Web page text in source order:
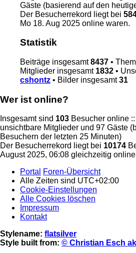
Gäste (basierend auf den
Der Besucherrekord liegt bei
Mo 18. Aug 2025 online waren.
Statistik
Beiträge insgesamt8437 •
Mitglieder insgesamt 1832 •
cshontz • Bilder insgesamt31
Wer ist online?
Insgesamt sind 103 Besucher online
unsichtbare Mitglieder und 97 Gäste
Besuchern der letzten 25 Minuten)
Der Besucherrekord liegt bei 10174
August 2025, 06:08 gleichzeitig
Portal Foren-Übersicht
Alle Zeiten sind UTC+02:00
Cookie-Einstellungen
Alle Cookies löschen
Impressum
Kontakt
Stylename: flatsilver
Style built from: © Christian Esch